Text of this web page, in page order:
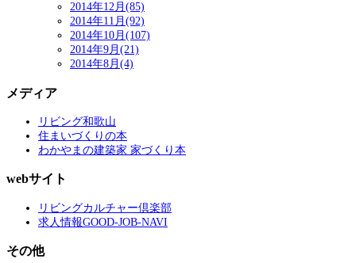
2014年12月(85)
2014年11月(92)
2014年10月(107)
2014年9月(21)
2014年8月(4)
メディア
リビング和歌山
住まいづくりの本
わかやまの建築家 家づくり本
webサイト
リビングカルチャー倶楽部
求人情報GOOD-JOB-NAVI
その他